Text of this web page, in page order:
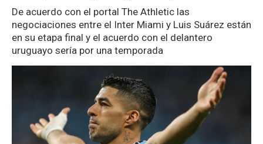
De acuerdo con el portal The Athletic las
negociaciones entre el Inter Miami y Luis Suárez están
en su etapa final y el acuerdo con el delantero
uruguayo sería por una temporada